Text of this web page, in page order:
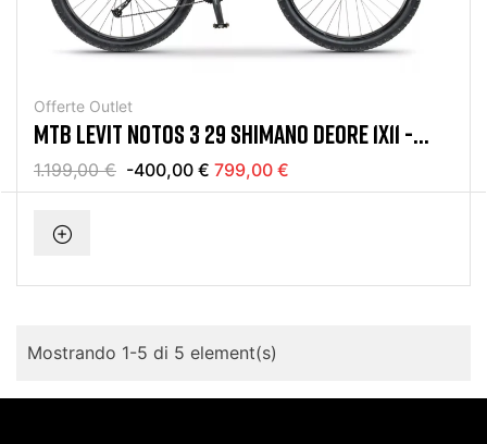
Offerte Outlet
MTB LEVIT NOTOS 3 29 SHIMANO DEORE 1X11 -
ULTIMO PEZZO
1.199,00 € -400,00 € 799,00 €
Mostrando 1-5 di 5 element(s)